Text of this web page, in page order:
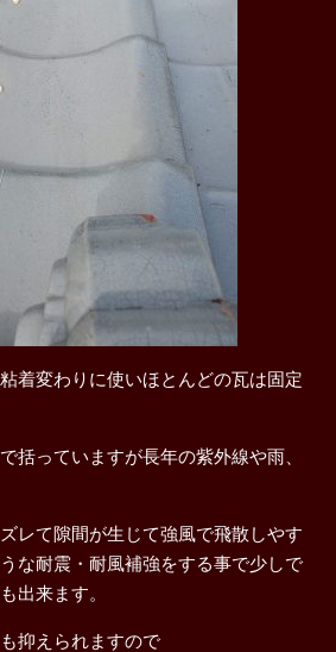
着変わりに使いほとんどの瓦は固定
括っていますが長年の紫外線や雨、
レて隙間が生じて強風で飛散しやす
な耐震・耐風補強をする事で少しで
出来ます。
抑えられますので